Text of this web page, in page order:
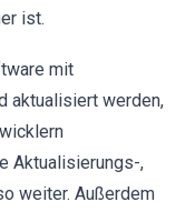
ist.
mit
aktualisiert werden,
Aktualisierungs-,
weiter. Außerdem